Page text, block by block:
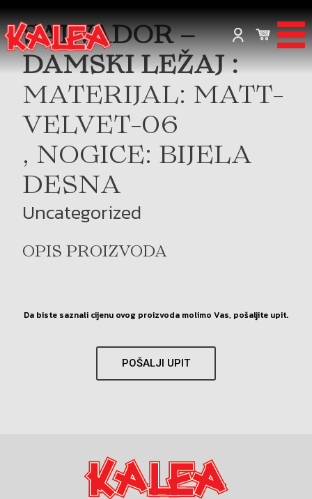
SALVADOR –
DAMSKI LEŽAJ :
MATERIJAL: MATT-
VELVET-06
, NOGICE: BIJELA
DESNA
Uncategorized
OPIS PROIZVODA
Da biste saznali cijenu ovog proizvoda molimo Vas, pošaljite upit.
POŠALJI UPIT